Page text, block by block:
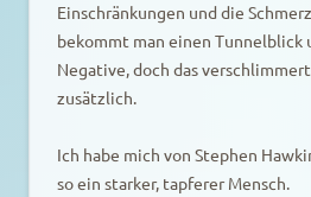
Einschränkungen und die
bekommt man einen Tunnelblick
Negative, doch das
zusätzlich.
Ich habe mich von Stephen
so ein starker, tapferer Mensch.